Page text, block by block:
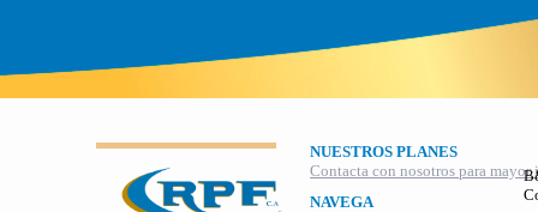
NUESTROS PLANES
Contacta con nosotros para
NAVEGA